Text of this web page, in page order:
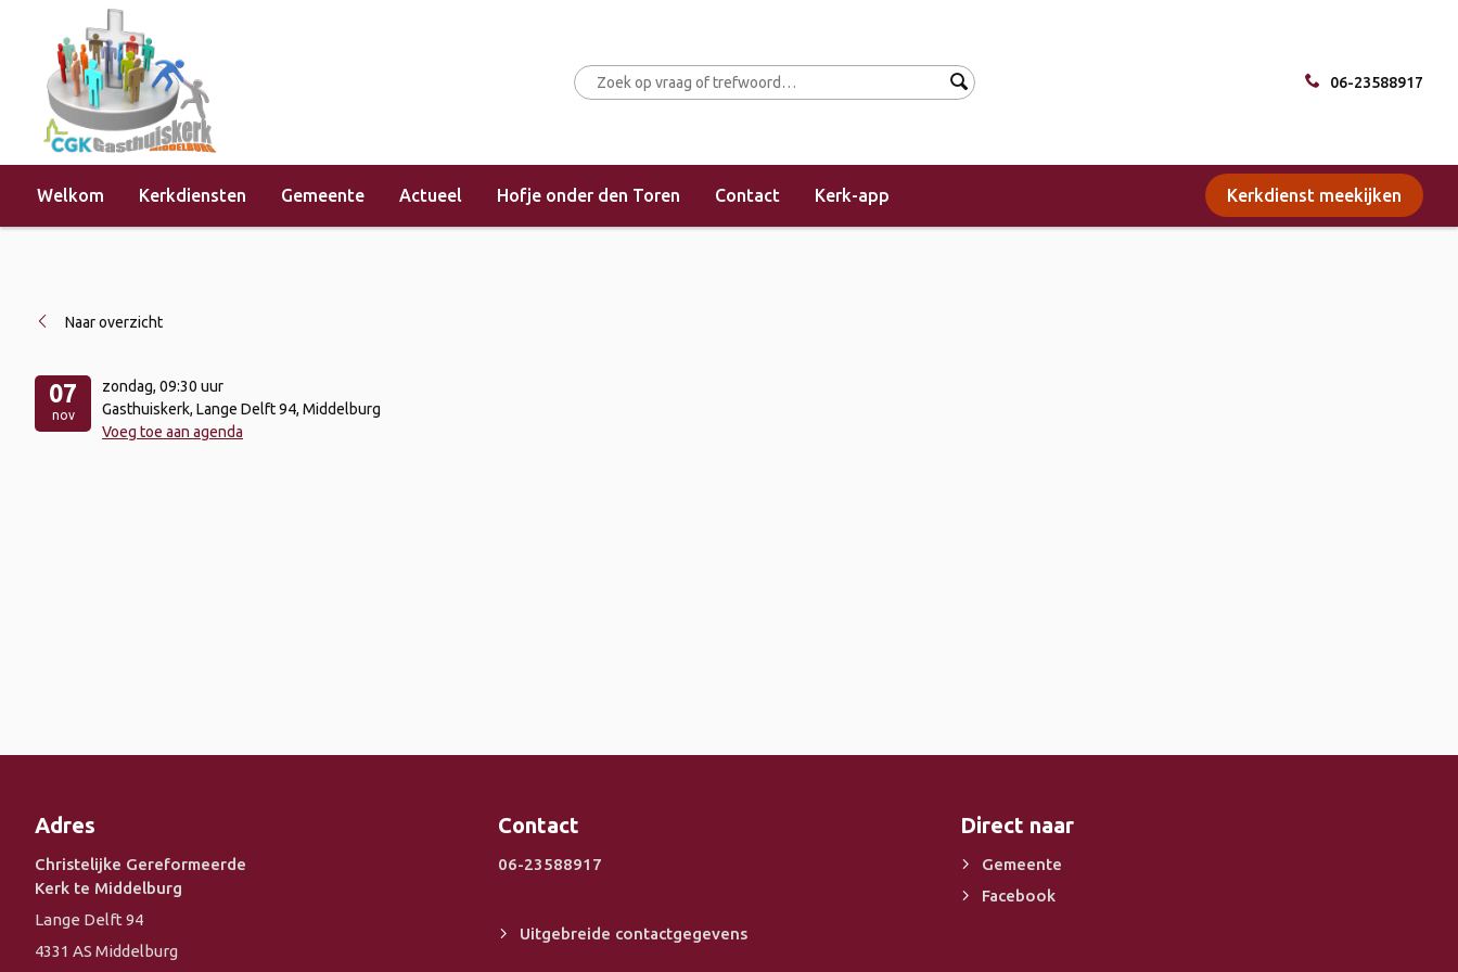
06-23588917
Welkom Kerkdiensten Gemeente Actueel Hofje onder den Toren Contact Kerk-app Kerkdienst meekijken
Home »Evenementen »Kerkdienst (morgendienst)
Naar overzicht
07
nov
zondag, 09:30 uur
Gasthuiskerk, Lange Delft 94, Middelburg
Voeg toe aan agenda
Adres
Christelijke Gereformeerde
Kerk te Middelburg
Lange Delft 94
4331 AS Middelburg
Contact
06-23588917
Uitgebreide contactgegevens
Direct naar
Gemeente
Facebook